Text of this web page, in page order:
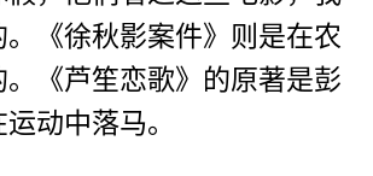
《徐秋影案件》则是在农
《芦笙恋歌》的原著是彭
动中落马。